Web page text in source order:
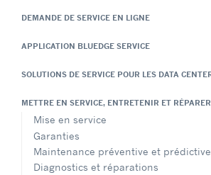
DEMANDE DE SERVICE EN LIGNE
APPLICATION BLUEDGE SERVICE
SOLUTIONS DE SERVICE POUR LES DATA
METTRE EN SERVICE, ENTRETENIR ET RÉPARER
Mise en service
Garanties
Maintenance préventive et prédictive
Diagnostics et réparations